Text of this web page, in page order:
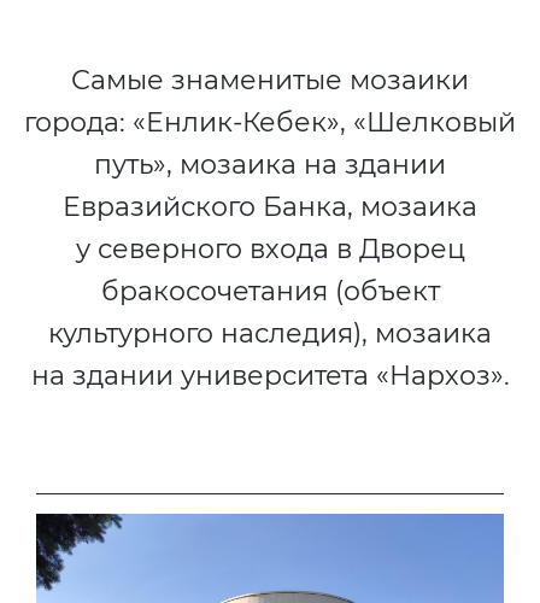
Самые знаменитые мозаики
города: «Енлик-Кебек», «Шелковый
путь», мозаика на здании
Евразийского Банка, мозаика
у северного входа в Дворец
бракосочетания (объект
культурного наследия), мозаика
на здании университета «Нархоз».